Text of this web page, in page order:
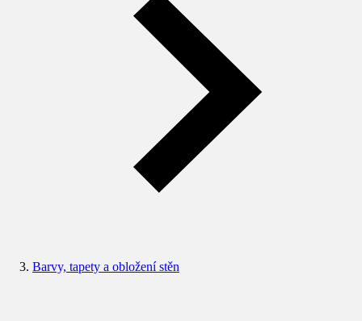
Barvy, tapety a obložení stěn